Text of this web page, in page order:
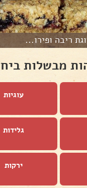
ריבה ופירו...
מבשלות
עוגיות
גלידות
ירקות